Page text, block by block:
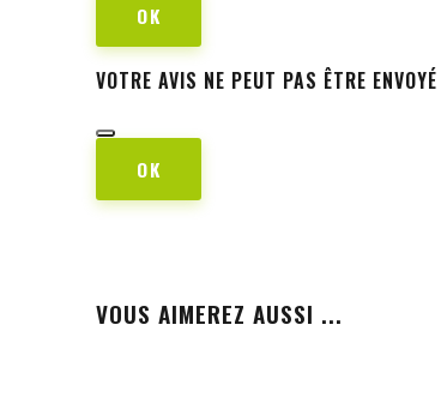
OK
VOTRE AVIS NE PEUT PAS ÊTRE ENVOYÉ
OK
VOUS AIMEREZ AUSSI ...